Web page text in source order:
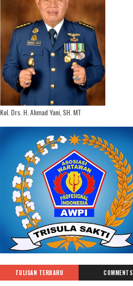
Kol. Drs. H. Ahmad Yani, SH. MT
TULISAN TERBARU COMMENTS